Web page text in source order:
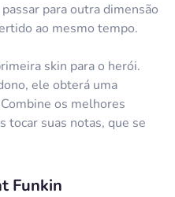
para outra dimensão
ao mesmo tempo.
skin para o herói.
ele obterá uma
os melhores
tocar suas notas, que se
Funkin